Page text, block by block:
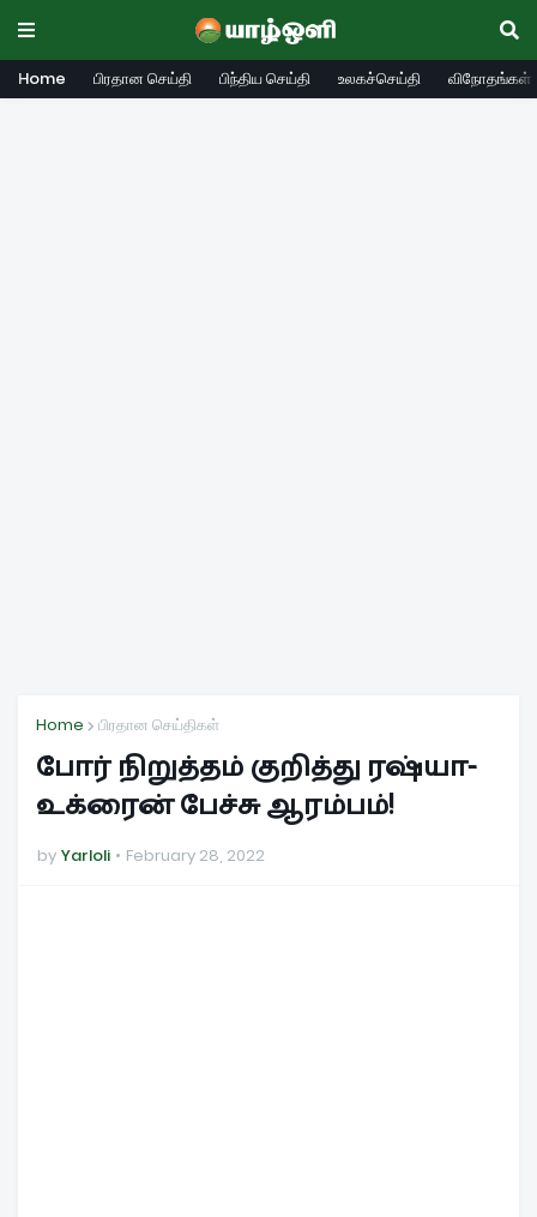
Home பிரதான செய்தி பிந்திய செய்தி உலகச்செய்தி விநோதங்கள்
Home பிரதான செய்திகள்
போர் நிறுத்தம் குறித்து ரஷ்யா-
உக்ரைன் பேச்சு ஆரம்பம்!
by Yarloli February 28, 2022